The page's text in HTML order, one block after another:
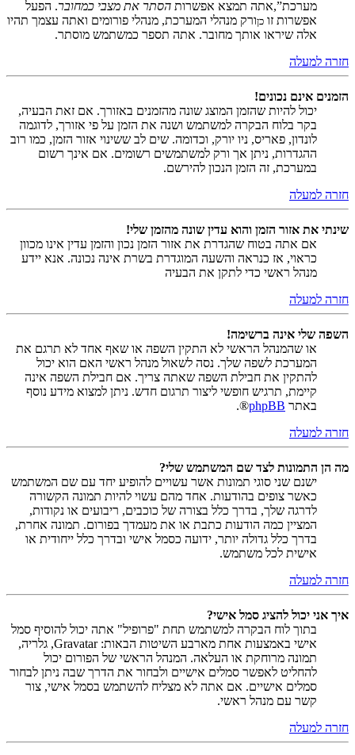
מערכת”,אתה תמצא אפשרות הסתר את מצבי כמחובר. הפעל
אפשרות זו כןורק מנהלי המערכת, מנהלי פורומים ואתה עצמך תהיו
אלה שיראו אותך מחובר. אתה תספר כמשתמש מוסתר.
חזרה למעלה
הזמנים אינם נכונים!
יכול להיות שהזמן המוצג שונה מהזמנים באזורך. אם זאת הבעיה,
בקר בלוח הבקרה למשתמש ושנה את הזמן על פי אזורך, לדוגמה
לונדון, פאריס, ניו יורק, וכדומה. שים לב ששינוי אזור הזמן, כמו רוב
ההגדרות, ניתן אך ורק למשתמשים רשומים. אם אינך רשום
במערכת, זה הזמן הנכון להירשם.
חזרה למעלה
שינתי את אזור הזמן והוא עדין שונה מהזמן שלי!
אם אתה בטוח שהגדרת את אזור הזמן נכון והזמן עדין אינו מכוון
כראוי, אז כנראה והשעה המוגדרת בשרת אינה נכונה. אנא יידע
מנהל ראשי כדי לתקן את הבעיה
חזרה למעלה
השפה שלי אינה ברשימה!
או שהמנהל הראשי לא התקין השפה או שאף אחד לא תרגם את
המערכת לשפה שלך. נסה לשאול מנהל ראשי האם הוא יכול
להתקין את חבילת השפה שאתה צריך. אם חבילת השפה אינה
קיימת, תרגיש חופשי ליצור תרגום חדש. ניתן למצוא מידע נוסף
באתר phpBB
®.
חזרה למעלה
מה הן התמונות לצד שם המשתמש שלי?
ישנם שני סוגי תמונות אשר עשויים להופיע יחד עם שם המשתמש
כאשר צופים בהודעות. אחד מהם עשוי להיות תמונה הקשורה
לדרגה שלך, בדרך כלל בצורה של כוכבים, ריבועים או נקודות,
המציין כמה הודעות כתבת או את מעמדך בפורום. תמונה אחרת,
בדרך כלל גדולה יותר, ידועה כסמל אישי ובדרך כלל ייחודית או
אישית לכל משתמש.
חזרה למעלה
איך אני יכול להציג סמל אישי?
בתוך לוח הבקרה למשתמש תחת "פרופיל" אתה יכול להוסיף סמל
אישי באמצעות אחת מארבע השיטות הבאות: Gravatar, גלריה,
תמונה מרוחקת או העלאה. המנהל הראשי של הפורום יכול
להחליט לאפשר סמלים אישיים ולבחור את הדרך שבה ניתן לבחור
סמלים אישיים. אם אתה לא מצליח להשתמש בסמל אישי, צור
קשר עם מנהל ראשי.
חזרה למעלה